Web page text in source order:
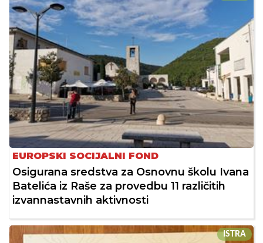
EUROPSKI SOCIJALNI FOND
Osigurana sredstva za Osnovnu školu Ivana
Batelića iz Raše za provedbu 11 različitih
izvannastavnih aktivnosti
ISTRA